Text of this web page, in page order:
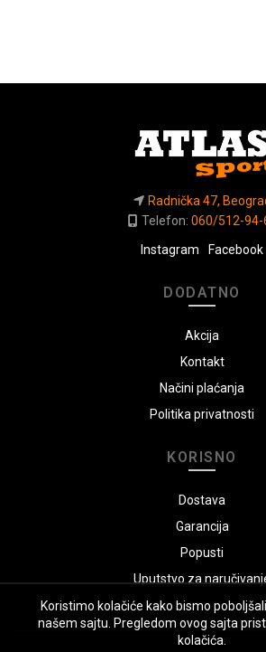
Radnička 47,
Telefon: 060/512-94-
Instagram
Facebook
DODATNO
Akcija
Kontakt
Načini plaćanja
Politika privatnosti
KORISNO
Dostava
Garancija
Popusti
Uputstvo za
Koristimo kolačiće kako bismo
našem sajtu. Pregledom ovog sajta
kolačića.